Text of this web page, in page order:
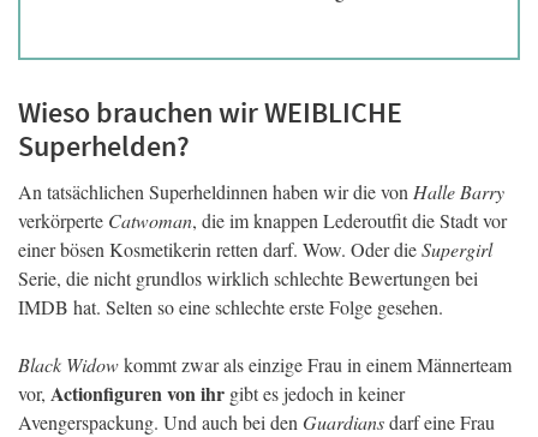
Wieso brauchen wir WEIBLICHE
Superhelden?
An tatsächlichen Superheldinnen haben wir die von Halle Barry
verkörperte Catwoman, die im knappen Lederoutfit die Stadt vor
einer bösen Kosmetikerin retten darf. Wow. Oder dieSupergirl
Serie, die nicht grundlos wirklich schlechte Bewertungen bei
IMDB hat. Selten so eine schlechte erste Folge gesehen.
Black Widowkommt zwar als einzige Frau in einem Männerteam
vor, Actionfiguren von ihr gibt es jedoch in keiner
Avengerspackung. Und auch bei den Guardiansdarf eine Frau